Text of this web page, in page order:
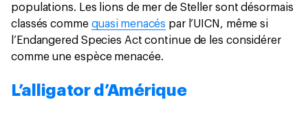
populations. Les lions de mer de Steller sont désormais
classés comme quasi menacés par l’UICN, même si
l’Endangered Species Act continue de les considérer
comme une espèce menacée.
L’alligator d’Amérique